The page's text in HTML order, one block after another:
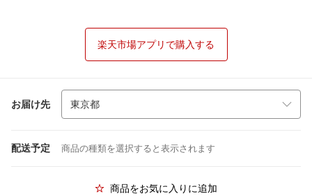
楽天市場アプリで購入する
お届け先
配送予定 商品の種類を選択すると表示されます
商品をお気に入りに追加